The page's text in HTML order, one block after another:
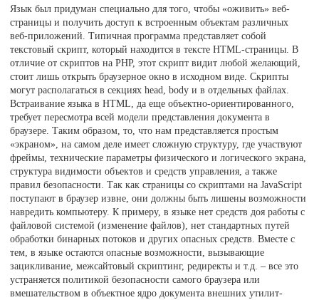
Язык был придуман специально для того, чтобы «оживить» веб-
страницы и получить доступ к встроенным объектам различных
веб-приложений. Типичная программа представляет собой
текстовый скрипт, который находится в тексте HTML-страницы. В
отличие от скриптов на PHP, этот скрипт видит любой желающий,
стоит лишь открыть браузерное окно в исходном виде. Скрипты
могут располагаться в секциях head, body и в отдельных файлах.
Встраивание языка в HTML, да еще объектно-ориентированного,
требует пересмотра всей модели представления документа в
браузере. Таким образом, то, что нам представляется простым
«экраном», на самом деле имеет сложную структуру, где участвуют
фреймы, технические параметры физического и логического экрана,
структура видимости объектов и средств управления, а также
правил безопасности. Так как страницы со скриптами на JavaScript
поступают в браузер извне, они должны быть лишены возможности
навредить компьютеру. К примеру, в языке нет средств доя работы с
файловой системой (изменение файлов), нет стандартных путей
обработки бинарных потоков и других опасных средств. Вместе с
тем, в языке остаются опасные возможности, вызывающие
зацикливание, межсайтовый скриптинг, редиректы и т.д. – все это
устраняется политикой безопасности самого браузера или
вмешательством в объектное ядро документа внешних утилит-